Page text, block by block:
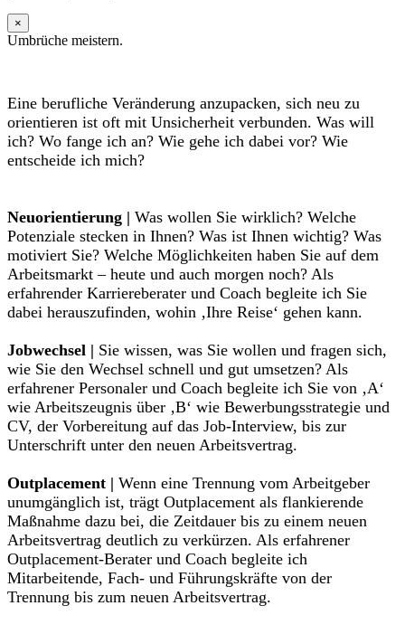
×
Umbrüche meistern.
Eine berufliche Veränderung anzupacken, sich neu zu
orientieren ist oft mit Unsicherheit verbunden. Was will
ich? Wo fange ich an? Wie gehe ich dabei vor? Wie
entscheide ich mich?
Neuorientierung | Was wollen Sie wirklich? Welche
Potenziale stecken in Ihnen? Was ist Ihnen wichtig? Was
motiviert Sie? Welche Möglichkeiten haben Sie auf dem
Arbeitsmarkt – heute und auch morgen noch? Als
erfahrender Karriereberater und Coach begleite ich Sie
dabei herauszufinden, wohin ‚Ihre Reise‘ gehen kann.
Jobwechsel | Sie wissen, was Sie wollen und fragen sich,
wie Sie den Wechsel schnell und gut umsetzen? Als
erfahrener Personaler und Coach begleite ich Sie von ‚A‘
wie Arbeitszeugnis über ‚B‘ wie Bewerbungsstrategie und
CV, der Vorbereitung auf das Job-Interview, bis zur
Unterschrift unter den neuen Arbeitsvertrag.
Outplacement | Wenn eine Trennung vom Arbeitgeber
unumgänglich ist, trägt Outplacement als flankierende
Maßnahme dazu bei, die Zeitdauer bis zu einem neuen
Arbeitsvertrag deutlich zu verkürzen. Als erfahrener
Outplacement-Berater und Coach begleite ich
Mitarbeitende, Fach- und Führungskräfte von der
Trennung bis zum neuen Arbeitsvertrag.